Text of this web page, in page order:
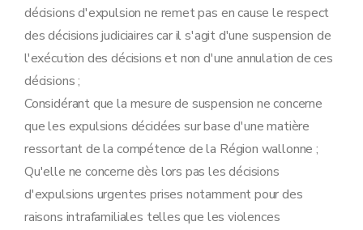
décisions d'expulsion ne remet pas en cause le respect
des décisions judiciaires car il s'agit d'une suspension de
l'exécution des décisions et non d'une annulation de ces
décisions ;
Considérant que la mesure de suspension ne concerne
que les expulsions décidées sur base d'une matière
ressortant de la compétence de la Région wallonne ;
Qu'elle ne concerne dès lors pas les décisions
d'expulsions urgentes prises notamment pour des
raisons intrafamiliales telles que les violences